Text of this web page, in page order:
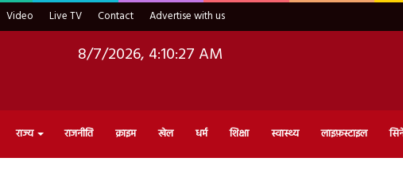
Video Live TV Contact Advertise with us
8/7/2026, 4:10:28 AM
राज्य राजनीति क्राइम खेल धर्म शिक्षा स्वास्थ्य लाइफ़स्टाइल